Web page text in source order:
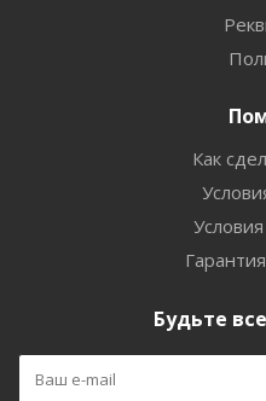
Как
Будьте